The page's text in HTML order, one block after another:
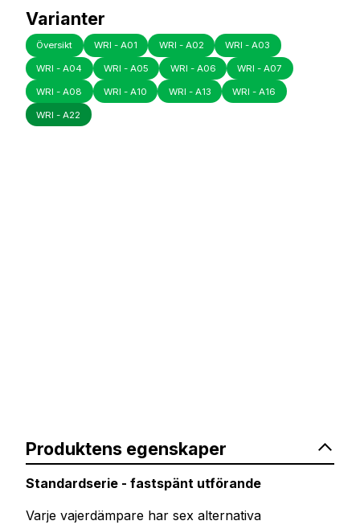
Varianter
Översikt WRI - A01 WRI - A02 WRI - A03
WRI - A04 WRI - A05 WRI - A06 WRI - A07
WRI - A08 WRI - A10 WRI - A13 WRI - A16
WRI - A22
Produktens egenskaper
Standardserie - fastspänt utförande
Varje vajerdämpare har sex alternativa